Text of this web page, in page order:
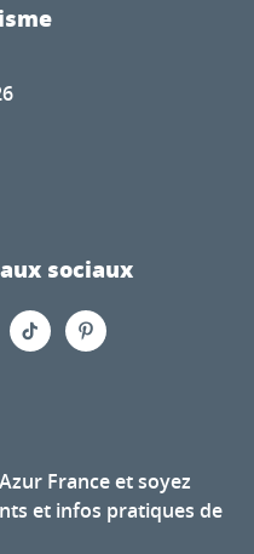
sociaux
France et soyez
et infos pratiques de